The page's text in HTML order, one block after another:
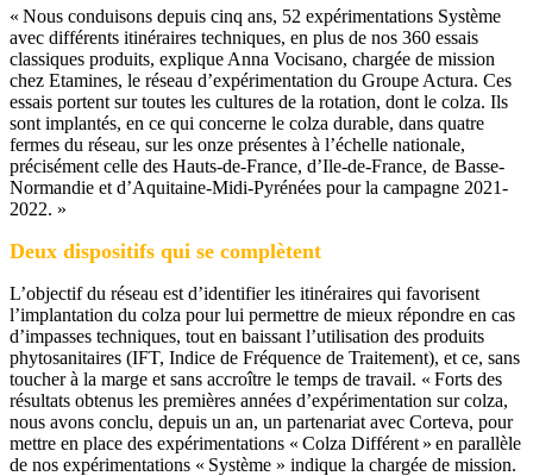
« Nous conduisons depuis cinq ans, 52 expérimentations Système
avec différents itinéraires techniques, en plus de nos 360 essais
classiques produits, explique Anna Vocisano, chargée de mission
chez Etamines, le réseau d’expérimentation du Groupe Actura. Ces
essais portent sur toutes les cultures de la rotation, dont le colza. Ils
sont implantés, en ce qui concerne le colza durable, dans quatre
fermes du réseau, sur les onze présentes à l’échelle nationale,
précisément celle des Hauts-de-France, d’Ile-de-France, de Basse-
Normandie et d’Aquitaine-Midi-Pyrénées pour la campagne 2021-
2022. »
Deux dispositifs qui se complètent
L’objectif du réseau est d’identifier les itinéraires qui favorisent
l’implantation du colza pour lui permettre de mieux répondre en cas
d’impasses techniques, tout en baissant l’utilisation des produits
phytosanitaires (IFT, Indice de Fréquence de Traitement), et ce, sans
toucher à la marge et sans accroître le temps de travail. « Forts des
résultats obtenus les premières années d’expérimentation sur colza,
nous avons conclu, depuis un an, un partenariat avec Corteva, pour
mettre en place des expérimentations « Colza Différent » en parallèle
de nos expérimentations « Système » indique la chargée de mission.